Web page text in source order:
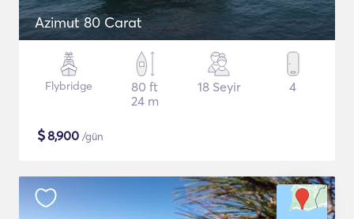
Azimut 80 Carat
Flybridge
80 ft
24 m
18 Seyir 4
$8,900 /gün